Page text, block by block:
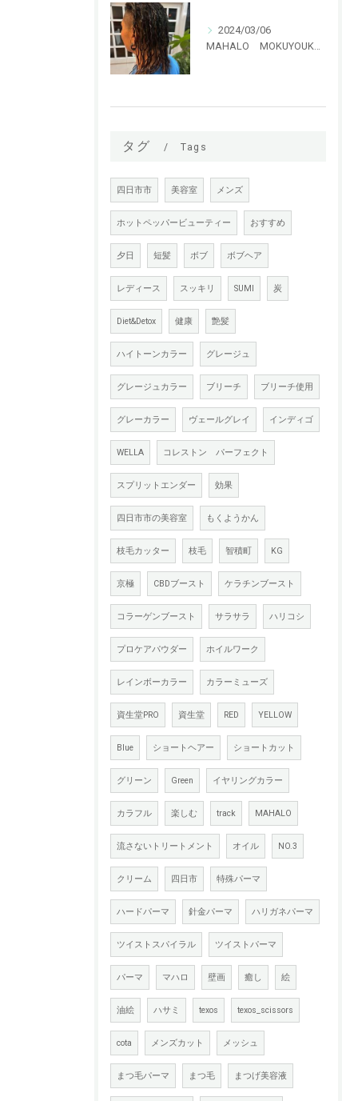
2024/03/06
MAHALO MOKUYOUKAN 特殊パーマ ハリガネパーマ！！
タグ Tags
四日市市 美容室 メンズ
ホットペッパービューティー おすすめ
夕日 短髪 ボブ ボブヘア
レディース スッキリ SUMI 炭
Diet&Detox 健康 艶髪
ハイトーンカラー グレージュ
グレージュカラー ブリーチ ブリーチ使用
グレーカラー ヴェールグレイ インディゴ
WELLA コレストン パーフェクト
スプリットエンダー 効果
四日市市の美容室 もくようかん
枝毛カッター 枝毛 智積町 KG
京極 CBDブースト ケラチンブースト
コラーゲンブースト サラサラ ハリコシ
プロケアパウダー ホイルワーク
レインボーカラー カラーミューズ
資生堂PRO 資生堂 RED YELLOW
Blue ショートヘアー ショートカット
グリーン Green イヤリングカラー
カラフル 楽しむ track MAHALO
流さないトリートメント オイル NO.3
クリーム 四日市 特殊パーマ
ハードパーマ 針金パーマ ハリガネパーマ
ツイストスパイラル ツイストパーマ
パーマ マハロ 壁画 癒し 絵
油絵 ハサミ texos texos_scissors
cota メンズカット メッシュ
まつ毛パーマ まつ毛 まつげ美容液